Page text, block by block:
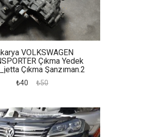
VOLKSWAGEN
Çıkma Yedek
Çıkma Şanzıman.2
₺40 ₺50